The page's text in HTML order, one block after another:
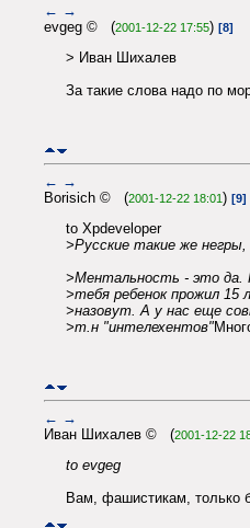
← →
evgeg © (2001-12-22 17:55) [8]
> Иван Шихалев
За такие слова надо по
← →
Borisich © (2001-12-22 18:01) [9]
to Xpdeveloper
>Русские такие же
>Ментальность - это да.
>тебя ребенок прожил 15
>назовут. А у нас еще
>т.н "интелехентов"
← →
Иван Шихалев © (2001-12-22
to evgeg
Вам, фашистикам, только